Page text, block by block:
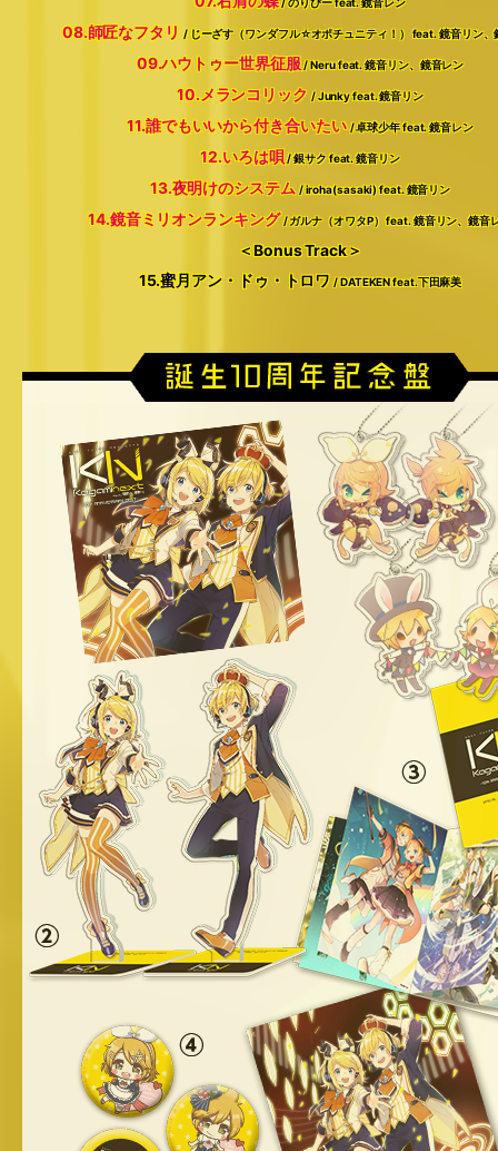
08.師匠なフタリ/ じーざす（ワンダフル☆オポチュニティ！） feat. 鏡音リン、
09.ハウトゥー世界征服/ Neru feat. 鏡音リン、鏡音レン
10.メランコリック/ Junky feat. 鏡音リン
11.誰でもいいから付き合いたい/ 卓球少年 feat. 鏡音レン
12.いろは唄/ 銀サク feat. 鏡音リン
13.夜明けのシステム/ iroha(sasaki) feat. 鏡音リン
14.鏡音ミリオンランキング/ ガルナ（オワタP） feat. 鏡音リン、鏡音
＜Bonus Track＞
15.蜜月アン・ドゥ・トロワ/ DATEKEN feat.下田麻美